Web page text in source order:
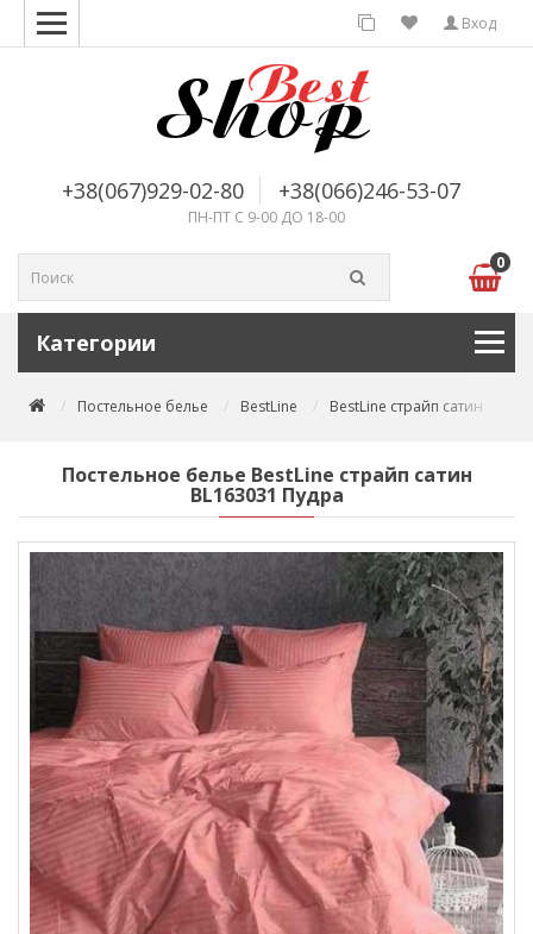
Вход
+38(067)929-02-80 +38(066)246-53-07
ПН-ПТ С 9-00 ДО 18-00
0
Категории
Постельное белье BestLine BestLine страйп сатин
Постельное белье BestLine страйп сатин
BL163031 Пудра